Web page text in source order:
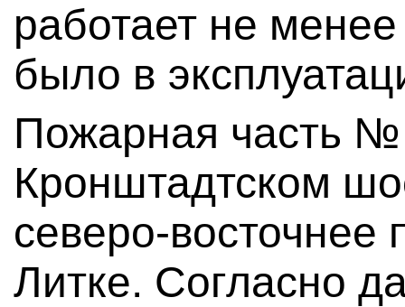
работает не
было в
Пожарная часть №
Кронштадтском
северо-восточнее
Литке. Согласно